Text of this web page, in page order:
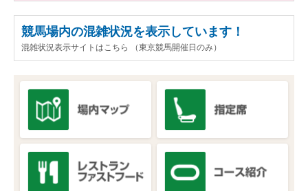
競馬場内の混雑状況を表示しています！
混雑状況表示サイトはこちら （東京競馬開催日のみ）